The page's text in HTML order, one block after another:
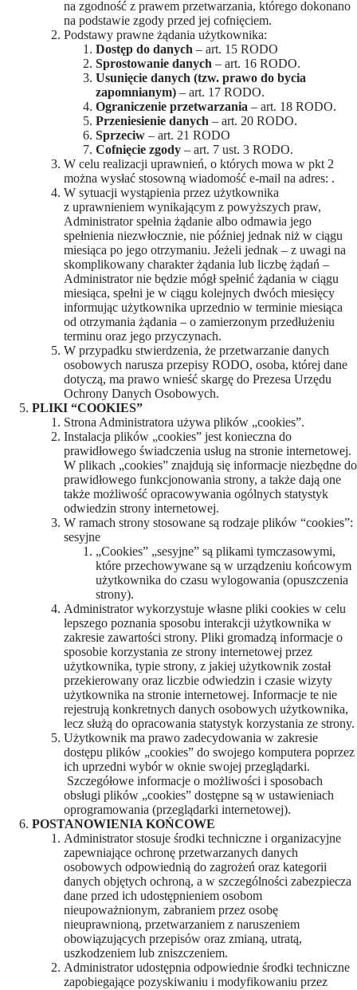
na zgodność z prawem przetwarzania, którego dokonano
na podstawie zgody przed jej cofnięciem.
Podstawy prawne żądania użytkownika:
Dostęp do danych – art. 15 RODO
Sprostowanie danych – art. 16 RODO.
Usunięcie danych (tzw. prawo do bycia
zapomnianym) – art. 17 RODO.
Ograniczenie przetwarzania – art. 18 RODO.
Przeniesienie danych – art. 20 RODO.
Sprzeciw – art. 21 RODO
Cofnięcie zgody – art. 7 ust. 3 RODO.
W celu realizacji uprawnień, o których mowa w pkt 2
można wysłać stosowną wiadomość e-mail na adres: .
W sytuacji wystąpienia przez użytkownika
z uprawnieniem wynikającym z powyższych praw,
Administrator spełnia żądanie albo odmawia jego
spełnienia niezwłocznie, nie później jednak niż w ciągu
miesiąca po jego otrzymaniu. Jeżeli jednak – z uwagi na
skomplikowany charakter żądania lub liczbę żądań –
Administrator nie będzie mógł spełnić żądania w ciągu
miesiąca, spełni je w ciągu kolejnych dwóch miesięcy
informując użytkownika uprzednio w terminie miesiąca
od otrzymania żądania – o zamierzonym przedłużeniu
terminu oraz jego przyczynach.
W przypadku stwierdzenia, że przetwarzanie danych
osobowych narusza przepisy RODO, osoba, której dane
dotyczą, ma prawo wnieść skargę do Prezesa Urzędu
Ochrony Danych Osobowych.
PLIKI “COOKIES”
Strona Administratora używa plików „cookies”.
Instalacja plików „cookies” jest konieczna do
prawidłowego świadczenia usług na stronie internetowej.
W plikach „cookies” znajdują się informacje niezbędne do
prawidłowego funkcjonowania strony, a także dają one
także możliwość opracowywania ogólnych statystyk
odwiedzin strony internetowej.
W ramach strony stosowane są rodzaje plików “cookies”:
sesyjne
„Cookies” „sesyjne” są plikami tymczasowymi,
które przechowywane są w urządzeniu końcowym
użytkownika do czasu wylogowania (opuszczenia
strony).
Administrator wykorzystuje własne pliki cookies w celu
lepszego poznania sposobu interakcji użytkownika w
zakresie zawartości strony. Pliki gromadzą informacje o
sposobie korzystania ze strony internetowej przez
użytkownika, typie strony, z jakiej użytkownik został
przekierowany oraz liczbie odwiedzin i czasie wizyty
użytkownika na stronie internetowej. Informacje te nie
rejestrują konkretnych danych osobowych użytkownika,
lecz służą do opracowania statystyk korzystania ze strony.
Użytkownik ma prawo zadecydowania w zakresie
dostępu plików „cookies” do swojego komputera poprzez
ich uprzedni wybór w oknie swojej przeglądarki.
Szczegółowe informacje o możliwości i sposobach
obsługi plików „cookies” dostępne są w ustawieniach
oprogramowania (przeglądarki internetowej).
POSTANOWIENIA KOŃCOWE
Administrator stosuje środki techniczne i organizacyjne
zapewniające ochronę przetwarzanych danych
osobowych odpowiednią do zagrożeń oraz kategorii
danych objętych ochroną, a w szczególności zabezpiecza
dane przed ich udostępnieniem osobom
nieupoważnionym, zabraniem przez osobę
nieuprawnioną, przetwarzaniem z naruszeniem
obowiązujących przepisów oraz zmianą, utratą,
uszkodzeniem lub zniszczeniem.
Administrator udostępnia odpowiednie środki techniczne
zapobiegające pozyskiwaniu i modyfikowaniu przez